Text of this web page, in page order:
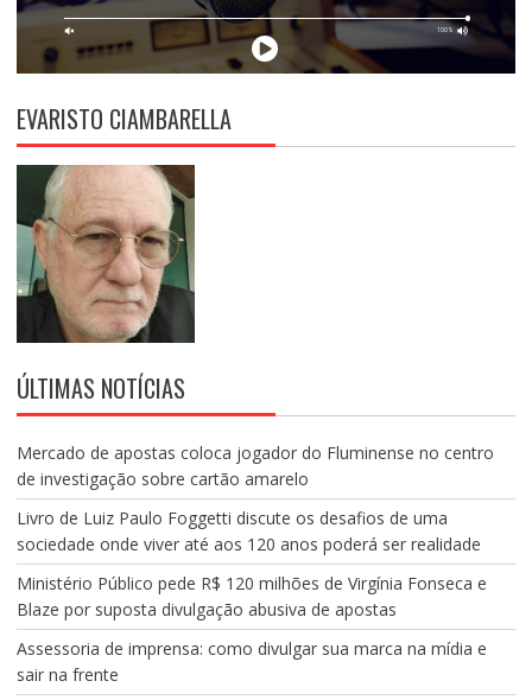
EVARISTO CIAMBARELLA
ÚLTIMAS NOTÍCIAS
Mercado de apostas coloca jogador do Fluminense no centro
de investigação sobre cartão amarelo
Livro de Luiz Paulo Foggetti discute os desafios de uma
sociedade onde viver até aos 120 anos poderá ser realidade
Ministério Público pede R$ 120 milhões de Virgínia Fonseca e
Blaze por suposta divulgação abusiva de apostas
Assessoria de imprensa: como divulgar sua marca na mídia e
sair na frente